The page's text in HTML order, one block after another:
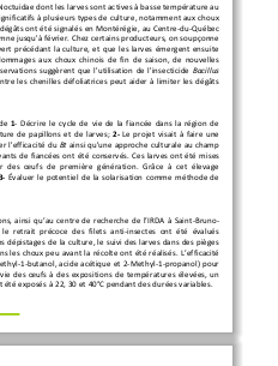
dont les larves sont actives à basse température au
à plusieurs types de culture, notamment aux choux
ont été signalés en Montérégie, au Centre-du-Québec
jusqu'à février. Chez certains producteurs, on soupçonne
précédant la culture, et que les larves émergent ensuite
aux  choux  chinois  de  fin  de  saison,  de  nouvelles
suggèrent  que  l'utilisation  de  l'insecticide Bacillus
les  chenilles  défoliatrices  peut  aider  à  limiter  les  dégâts
1- Décrire  le  cycle  de  vie  de  la  fiancée  dans  la  région  de
de papillons et de larves; 2- Le  projet  visait à  faire  une
l'efficacité du Bt ainsi qu'une approche culturale au champ
de fiancées ont été conservés. Ces larves ont été mises
des œufs de première génération. Grâce à cet élevage
3- Évaluer  le  potentiel  de  la  solarisation  comme  méthode  de
ainsi qu’au centre de recherche de l’IRDA à Saint-Bruno-
le  retrait  précoce  des  filets  anti-insectes  ont  été  évalués
dépistages de la culture, le suivi des larves dans des pièges
les choux peu avant la récolte ont été réalisés. L’efficacité
-1-butanol, acide acétique et 2-Methyl-1-propanol) pour
des œufs à des expositions de températures  élevées,  un
été exposés à 22, 30 et 40°C pendant des durées variables.